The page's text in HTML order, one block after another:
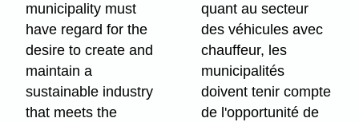
municipality must
have regard for the
desire to create and
maintain a
sustainable industry
that meets the
quant au secteur
des véhicules avec
chauffeur, les
municipalités
doivent tenir compte
de l'opportunité de